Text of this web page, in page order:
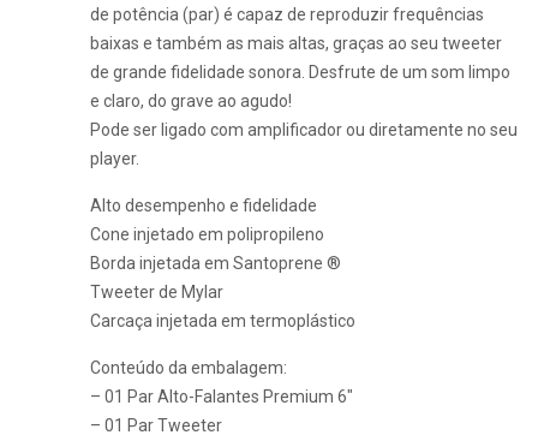
de potência (par) é capaz de reproduzir frequências
baixas e também as mais altas, graças ao seu tweeter
de grande fidelidade sonora. Desfrute de um som limpo
e claro, do grave ao agudo!
Pode ser ligado com amplificador ou diretamente no seu
player.
Alto desempenho e fidelidade
Cone injetado em polipropileno
Borda injetada em Santoprene ®
Tweeter de Mylar
Carcaça injetada em termoplástico
Conteúdo da embalagem:
– 01 Par Alto-Falantes Premium 6″
– 01 Par Tweeter